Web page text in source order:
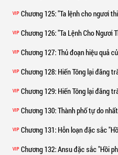
VIP Chương 125: "Ta lệnh cho ngươi
VIP Chương 126: "Ta Lệnh Cho Ngươi
VIP Chương 127: Thủ đoạn hiệu quả
VIP Chương 128: Hiến Tông lại đăng
VIP Chương 129: Hiến Tông lại đăng
VIP Chương 130: Thành phố tự do
VIP Chương 131: Hỗn loạn đặc sắc
VIP Chương 132: Ansu đặc sắc "Hồi